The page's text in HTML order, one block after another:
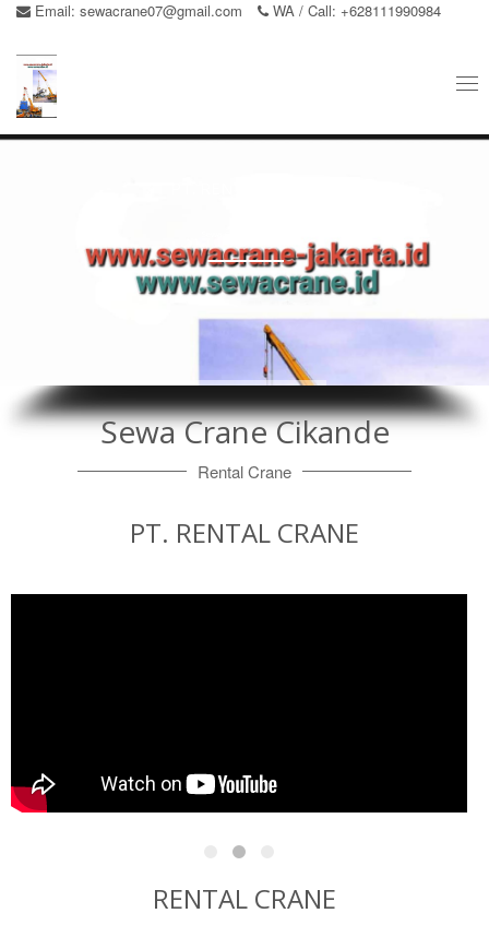
Email: sewacrane07@gmail.com WA / Call: +628111990984
Sewa Crane Cikande
Rental Crane
PT. RENTAL CRANE
RENTAL CRANE